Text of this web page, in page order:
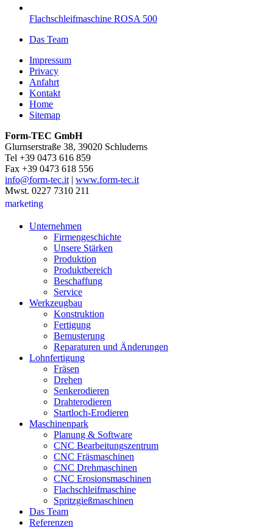
Flachschleifmaschine ROSA 500
Das Team
Impressum
Privacy
Anfahrt
Kontakt
Home
Sitemap
Form-TEC GmbH
Glurnserstraße 38, 39020 Schluderns
Tel +39 0473 616 859
Fax +39 0473 618 556
info@form-tec.it| www.form-tec.it
Mwst. 0227 7310 211
marketing
Unternehmen
Firmengeschichte
Unsere Stärken
Produktion
Produktbereich
Beschaffung
Service
Werkzeugbau
Konstruktion
Fertigung
Bemusterung
Reparaturen und Änderungen
Lohnfertigung
Fräsen
Drehen
Senkerodieren
Drahterodieren
Startloch-Erodieren
Maschinenpark
Planung & Software
CNC Bearbeitungszentrum
CNC Fräsmaschinen
CNC Drehmaschinen
CNC Erosionsmaschinen
Flachschleifmaschine
Spritzgießmaschinen
Das Team
Referenzen